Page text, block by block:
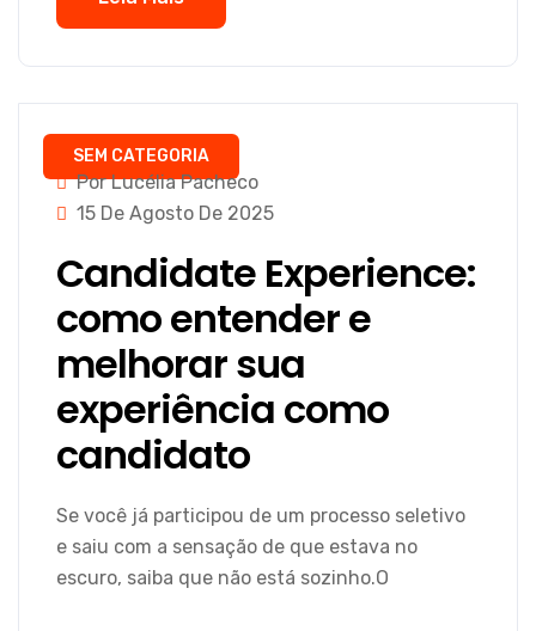
SEM CATEGORIA
Por Lucélia Pacheco
15 De Agosto De 2025
Candidate Experience:
como entender e
melhorar sua
experiência como
candidato
Se você já participou de um processo seletivo
e saiu com a sensação de que estava no
escuro, saiba que não está sozinho.O